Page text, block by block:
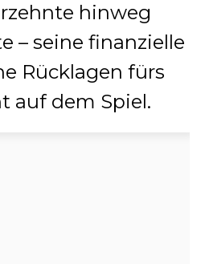
hinweg
– seine finanzielle
Rücklagen fürs
auf dem Spiel.